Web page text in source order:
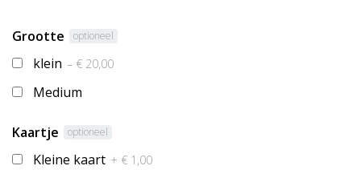
Grootte optioneel
klein – € 20,00
Medium
Kaartje optioneel
Kleine kaart + € 1,00